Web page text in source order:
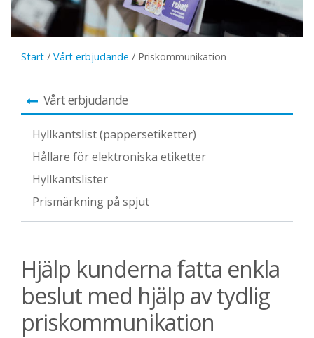
Start / Vårt erbjudande / Priskommunikation
Vårt erbjudande
Hyllkantslist (pappersetiketter)
Hållare för elektroniska etiketter
Hyllkantslister
Prismärkning på spjut
Hjälp kunderna fatta enkla
beslut med hjälp av tydlig
priskommunikation